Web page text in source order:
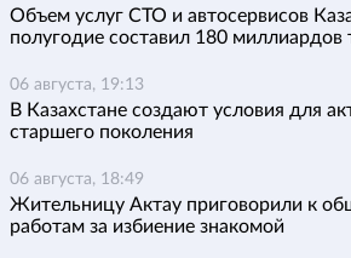
Объем услуг СТО и автосервисов
полугодие составил 180 миллиардов
06 августа, 19:13
В Казахстане создают условия для
старшего поколения
06 августа, 18:49
Жительницу Актау приговорили к
работам за избиение знакомой